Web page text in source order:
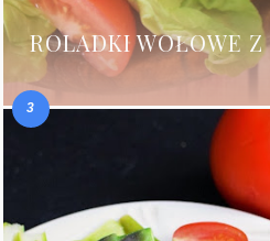
ROLADKI WOŁOWE